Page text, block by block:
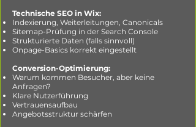
Technische SEO in Wix:
Indexierung, Weiterleitungen, Canonicals
Sitemap-Prüfung in der Search Console
Strukturierte Daten (falls sinnvoll)
Onpage-Basics korrekt eingestellt
Conversion-Optimierung:
Warum kommen Besucher, aber keine
Anfragen?
Klare Nutzerführung
Vertrauensaufbau
Angebotsstruktur schärfen